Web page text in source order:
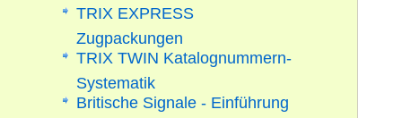
TRIX EXPRESS
Zugpackungen
TRIX TWIN Katalognummern-
Systematik
Britische Signale - Einführung